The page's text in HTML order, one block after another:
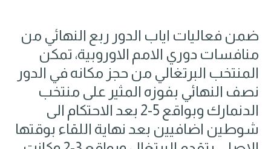
ضمن فعاليات اياب الدور ربع النهائي من
منافسات دوري الامم الاوروبية، تمكن
المنتخب البرتغالي من حجز مكانه في الدور
نصف النهائي بفوزه المثير على منتخب
الدنمارك وبواقع 5-2 بعد الاحتكام الى
شوطين اضافيين بعد نهاية اللقاء بوقتها